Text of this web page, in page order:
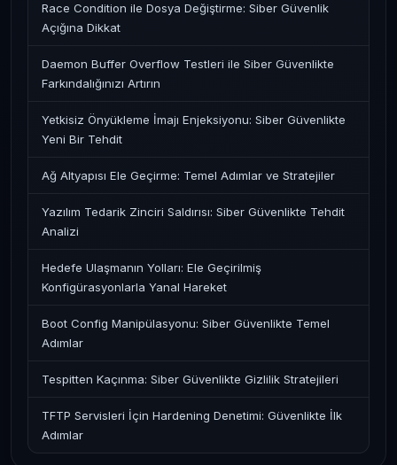
Race Condition ile Dosya Değiştirme: Siber Güvenlik
Açığına Dikkat
Daemon Buffer Overflow Testleri ile Siber Güvenlikte
Farkındalığınızı Artırın
Yetkisiz Önyükleme İmajı Enjeksiyonu: Siber Güvenlikte
Yeni Bir Tehdit
Ağ Altyapısı Ele Geçirme: Temel Adımlar ve Stratejiler
Yazılım Tedarik Zinciri Saldırısı: Siber Güvenlikte Tehdit
Analizi
Hedefe Ulaşmanın Yolları: Ele Geçirilmiş
Konfigürasyonlarla Yanal Hareket
Boot Config Manipülasyonu: Siber Güvenlikte Temel
Adımlar
Tespitten Kaçınma: Siber Güvenlikte Gizlilik Stratejileri
TFTP Servisleri İçin Hardening Denetimi: Güvenlikte İlk
Adımlar